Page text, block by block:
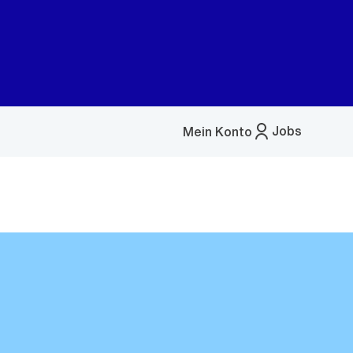
Jobs
Mein Konto
Menü